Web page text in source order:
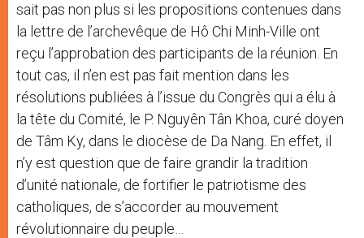
sait pas non plus si les propositions contenues dans
la lettre de l’archevêque de Hô Chi Minh-Ville ont
reçu l’approbation des participants de la réunion. En
tout cas, il n’en est pas fait mention dans les
résolutions publiées à l’issue du Congrès qui a élu à
la tête du Comité, le P. Nguyên Tân Khoa, curé doyen
de Tâm Ky, dans le diocèse de Da Nang. En effet, il
n’y est question que de faire grandir la tradition
d’unité nationale, de fortifier le patriotisme des
catholiques, de s’accorder au mouvement
révolutionnaire du peuple…